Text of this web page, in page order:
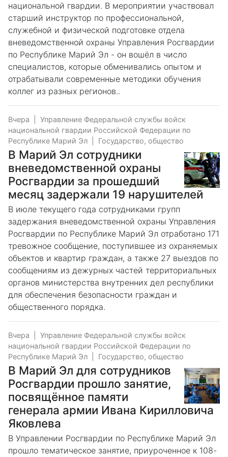
национальной гвардии. В мероприятии участвовал
старший инструктор по профессиональной,
служебной и физической подготовке отдела
вневедомственной охраны Управления Росгвардии
по Республике Марий Эл - он вошёл в число
специалистов, которые обменивались опытом и
отрабатывали современные методики обучения
коллег из разных регионов..
Вчера
Управление Федеральной службы войск
национальной гвардии Российской Федерации по
Республике Марий Эл
Государство, общество
В Марий Эл сотрудники
вневедомственной охраны
Росгвардии за прошедший
месяц задержали 19 нарушителей
В июле текущего года сотрудниками групп
задержания вневедомственной охраны Управления
Росгвардии по Республике Марий Эл отработано 171
тревожное сообщение, поступившее из охраняемых
объектов и квартир граждан, а также 27 выездов по
сообщениям из дежурных частей территориальных
органов министерства внутренних дел республики
для обеспечения безопасности граждан и
общественного порядка.
Вчера
Управление Федеральной службы войск
национальной гвардии Российской Федерации по
Республике Марий Эл
Государство, общество
В Марий Эл для сотрудников
Росгвардии прошло занятие,
посвящённое памяти
генерала армии Ивана Кирилловича
Яковлева
В Управлении Росгвардии по Республике Марий Эл
прошло тематическое занятие, приуроченное к 108-